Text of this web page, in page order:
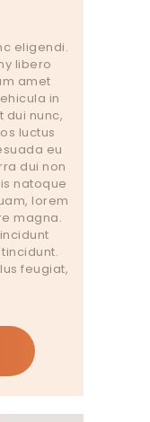
eligendi.
libero
amet
in
dui nunc,
luctus
eu
dui non
natoque
lorem
magna.
feugiat,